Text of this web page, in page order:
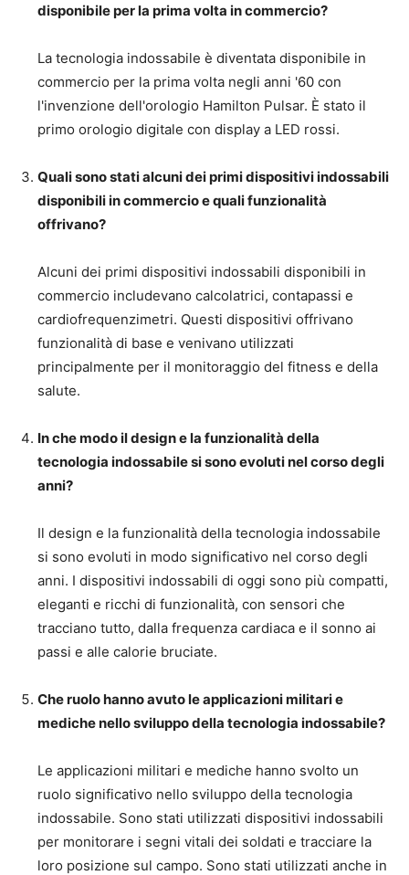
disponibile per la prima volta in commercio?
La tecnologia indossabile è diventata disponibile in
commercio per la prima volta negli anni '60 con
l'invenzione dell'orologio Hamilton Pulsar. È stato il
primo orologio digitale con display a LED rossi.
Quali sono stati alcuni dei primi dispositivi indossabili
disponibili in commercio e quali funzionalità
offrivano?
Alcuni dei primi dispositivi indossabili disponibili in
commercio includevano calcolatrici, contapassi e
cardiofrequenzimetri. Questi dispositivi offrivano
funzionalità di base e venivano utilizzati
principalmente per il monitoraggio del fitness e della
salute.
In che modo il design e la funzionalità della
tecnologia indossabile si sono evoluti nel corso degli
anni?
Il design e la funzionalità della tecnologia indossabile
si sono evoluti in modo significativo nel corso degli
anni. I dispositivi indossabili di oggi sono più compatti,
eleganti e ricchi di funzionalità, con sensori che
tracciano tutto, dalla frequenza cardiaca e il sonno ai
passi e alle calorie bruciate.
Che ruolo hanno avuto le applicazioni militari e
mediche nello sviluppo della tecnologia indossabile?
Le applicazioni militari e mediche hanno svolto un
ruolo significativo nello sviluppo della tecnologia
indossabile. Sono stati utilizzati dispositivi indossabili
per monitorare i segni vitali dei soldati e tracciare la
loro posizione sul campo. Sono stati utilizzati anche in